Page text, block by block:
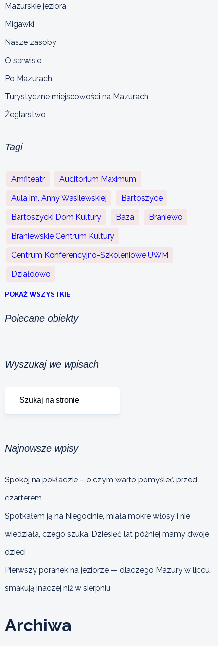
Mazurskie jeziora
Migawki
Nasze zasoby
O serwisie
Po Mazurach
Turystyczne miejscowości na Mazurach
Żeglarstwo
Tagi
Amfiteatr Auditorium Maximum
Aula im. Anny Wasilewskiej Bartoszyce
Bartoszycki Dom Kultury Baza Braniewo
Braniewskie Centrum Kultury
Centrum Konferencyjno-Szkoleniowe UWM
Działdowo
POKAŻ WSZYSTKIE
Polecane obiekty
Wyszukaj we wpisach
Najnowsze wpisy
Spokój na pokładzie – o czym warto pomyśleć przed
czarterem
Spotkałem ją na Niegocinie, miała mokre włosy i nie
wiedziała, czego szuka. Dziesięć lat później mamy dwoje
dzieci
Pierwszy poranek na jeziorze — dlaczego Mazury w lipcu
smakują inaczej niż w sierpniu
Archiwa